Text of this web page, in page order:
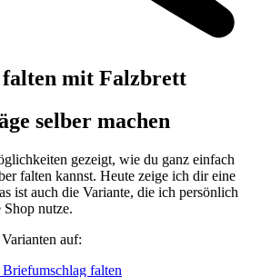
mit Falzbrett
selber machen
gezeigt, wie du ganz einfach
falten kannst. Heute zeige ich dir eine
ist auch die Variante, die ich persönlich
nutze.
auf:
falten